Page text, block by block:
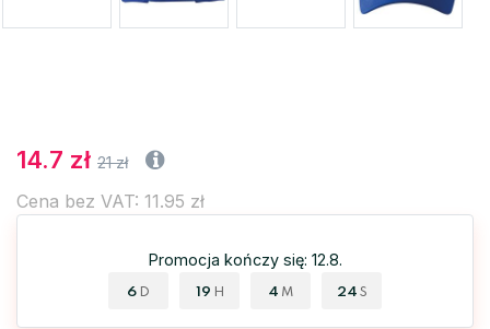
14.7 zł 21 zł
Cena bez VAT: 11.95 zł
Promocja kończy się: 12.8.
6 D 19 H 4 M 23 S